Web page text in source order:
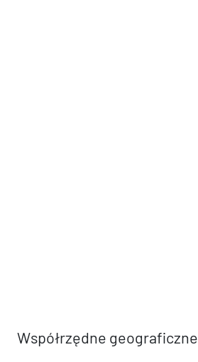
Współrzędne geograficzne